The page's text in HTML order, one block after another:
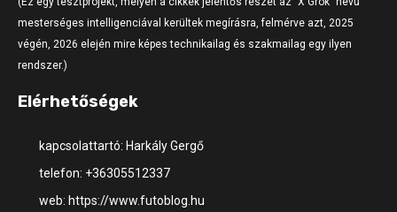
mesterséges intelligenciával kerültek megírásra, felmérve azt, 2025
végén, 2026 elején mire képes technikailag és szakmailag egy ilyen
rendszer.)
Elérhetőségek
kapcsolattartó: Harkály Gergő
telefon: +36305512337
web: https://www.futoblog.hu